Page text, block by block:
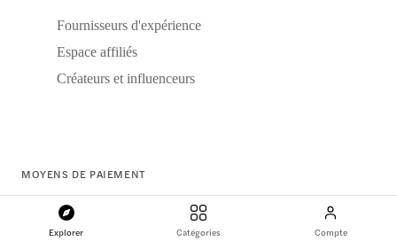
Explorer Catégories Compte
Fournisseurs d'expérience
Espace affiliés
Créateurs et influenceurs
MOYENS DE PAIEMENT